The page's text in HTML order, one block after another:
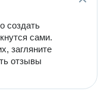
создать
сами.
загляните
отзывы